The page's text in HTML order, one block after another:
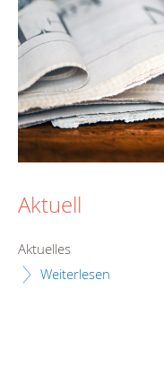
Aktuell
Aktuelles
Weiterlesen